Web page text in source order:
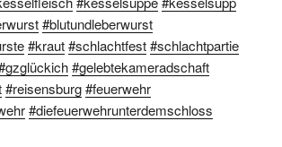
#blutundleberwurst
#kraut#schlachtfest#schlachtpartie
#gelebtekameradschaft
#reisensburg#feuerwehr
#diefeuerwehrunterdemschloss